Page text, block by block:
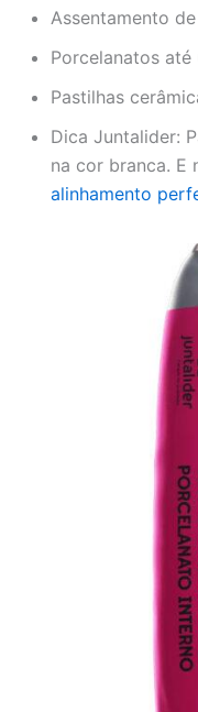
Assentamento
Porcelanatos
Pastilhas
Dica Juntalider:
na cor branca. E
alinhamento